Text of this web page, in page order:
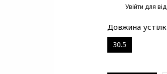
Увійти для
Довжина
30.5